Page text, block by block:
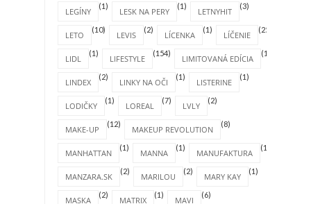
LEGÍNY
(1)
LESK NA PERY
(1)
LETNYHIT
(3)
LETO
(10)
LEVIS
(2)
LÍCENKA
(1)
LÍČENIE
(25)
LIDL
(1)
LIFESTYLE
(154)
LIMITOVANÁ EDÍCIA
(1)
LINDEX
(2)
LINKY NA OČI
(1)
LISTERINE
(1)
LODIČKY
(1)
LOREAL
(7)
LVLY
(2)
MAKE-UP
(12)
MAKEUP REVOLUTION
(8)
MANHATTAN
(1)
MANNA
(1)
MANUFAKTURA
(1)
MANZARA.SK
(2)
MARILOU
(2)
MARY KAY
(1)
MASKA
(2)
MATRIX
(1)
MAVI
(6)